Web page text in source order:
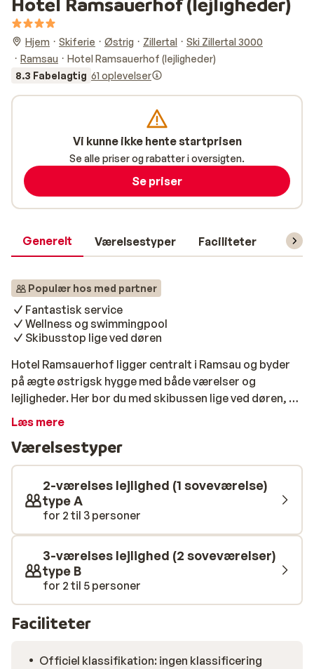
Hjem Skiferie Østrig Zillertal
Ski Zillertal 3000
Ramsau
Hotel Ramsauerhof (lejligheder)
8.3 Fabelagtig 61 oplevelser
Generelt Værelsestyper Faciliteter
Populær hos med partner
Fantastisk service
Wellness og swimmingpool
Skibusstop lige ved døren
Hotel Ramsauerhof ligger centralt i Ramsau og byder
på ægte østrigsk hygge med både værelser og
lejligheder. Her bor du med skibussen lige ved døren, så
du nemt kan tage til både Mayrhofen og Zell am
tur væk. Lejlighederne er stemningsfuldt indrettet og
har 1 eller 2 separate soveværelser, eget køkken og
balkon – det perfekte udgangspunkt for en fleksibel og
afslappet ferie med familie eller venner. Når du vender
hjem fra pisterne, venter afslapningen. Du kan slappe
af i saunaen eller svøm et par baner i den opvarmede
indendørs pool. Her finder du ro - og ny energi til endnu
en sjov dag i sneen.
Læs mere
Værelsestyper
2-værelses lejlighed (1 soveværelse)
type A
for 2 til 3 personer
3-værelses lejlighed (2 soveværelser)
type B
for 2 til 5 personer
Faciliteter
Officiel klassifikation: ingen klassificering
Vi kunne ikke hente startprisen
Se alle priser og rabatter i oversigten.
Se priser